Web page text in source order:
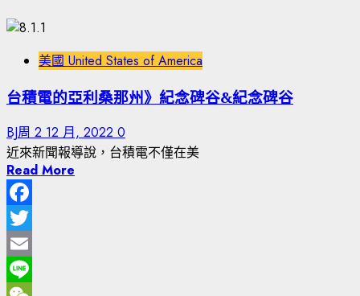
美國 United States of America
台積電的亞利桑那州》紀念碑谷&紀念碑谷
BJ周 2 12 月, 2022 0
近來新聞報導說，台積電不僅在美
Read More
Facebook
Twitter
Email